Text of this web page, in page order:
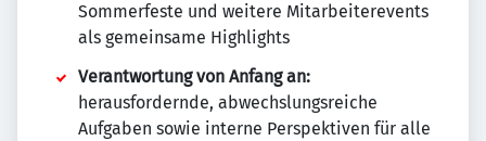
Sommerfeste und weitere Mitarbeiterevents
als gemeinsame Highlights
Verantwortung von Anfang an:
herausfordernde, abwechslungsreiche
Aufgaben sowie interne Perspektiven für alle